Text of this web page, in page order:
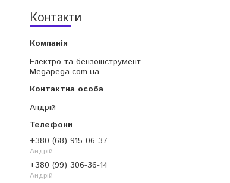
Контакти
Електро та бензоінструмент
Megapega.com.ua
Андрій
+380 (68) 915-06-37
Андрій
+380 (99) 306-36-14
Андрій